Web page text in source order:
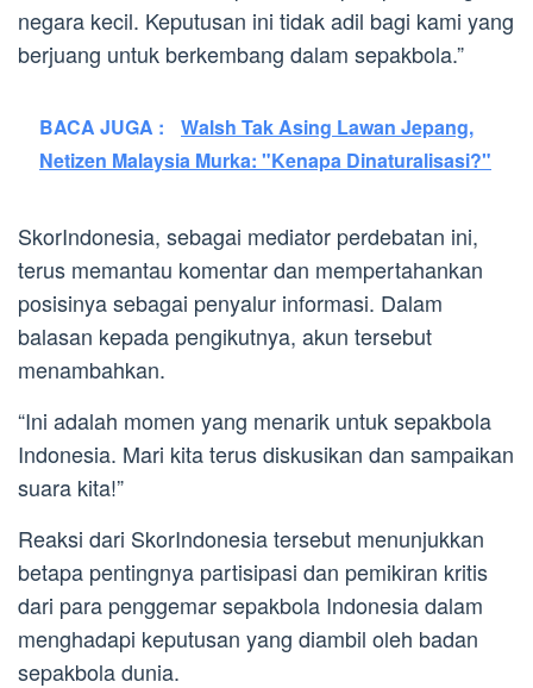
negara kecil. Keputusan ini tidak adil bagi kami yang
berjuang untuk berkembang dalam sepakbola.”
BACA JUGA :
Walsh Tak Asing Lawan Jepang,
Netizen Malaysia Murka: "Kenapa Dinaturalisasi?"
SkorIndonesia, sebagai mediator perdebatan ini,
terus memantau komentar dan mempertahankan
posisinya sebagai penyalur informasi. Dalam
balasan kepada pengikutnya, akun tersebut
menambahkan.
“Ini adalah momen yang menarik untuk sepakbola
Indonesia. Mari kita terus diskusikan dan sampaikan
suara kita!”
Reaksi dari SkorIndonesia tersebut menunjukkan
betapa pentingnya partisipasi dan pemikiran kritis
dari para penggemar sepakbola Indonesia dalam
menghadapi keputusan yang diambil oleh badan
sepakbola dunia.